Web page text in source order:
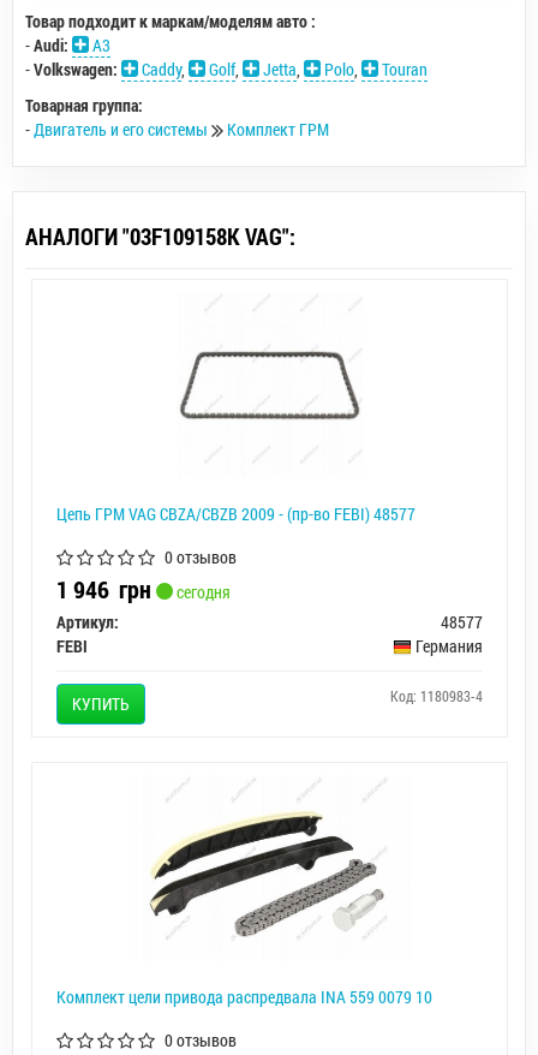
Товар подходит к маркам/моделям авто :
-Audi:
A3
-Volkswagen: Caddy, Golf, Jetta, Polo,
Touran
Товарная группа:
-Двигатель и его системы Комплект ГРМ
АНАЛОГИ "03F109158K VAG":
Цепь ГРМ VAG CBZA/CBZB 2009 - (пр-во FEBI) 48577
0 отзывов
1 946 грн
сегодня
Артикул:
48577
FEBI
Германия
КУПИТЬ Код: 1180983-4
Комплект цели привода распредвала INA 559 0079 10
0 отзывов